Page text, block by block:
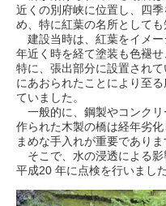
近くの別府峡に位置し、四
め、特に紅葉の名所としても
建設当時は、紅葉をイメ
年近く時を経て塗装も色褪
特に、張出部分に設置され
にあおられたことにより至
ていました。
一般的に、鋼製やコンク
作られた木製の橋は経年劣
まめな手入れが重要でありま
そこで、水の浸透による影
平成20 年に点検を行いました